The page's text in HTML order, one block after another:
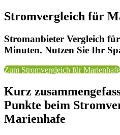
Stromvergleich für
Stromanbieter Vergleich
Minuten. Nutzen Sie Ihr
Zum Stromvergleich für Marienhafe
Kurz
Punkte beim
Marienhafe